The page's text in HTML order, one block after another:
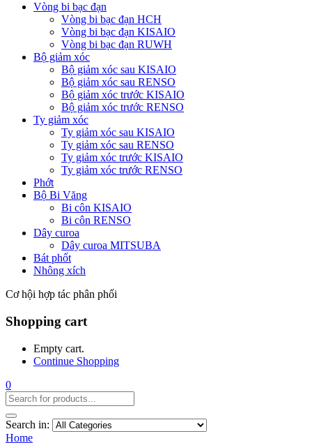
Vòng bi bạc đạn
Vòng bi bạc đạn HCH
Vòng bi bạc đạn KISAIO
Vòng bi bạc đạn RUWH
Bộ giảm xóc
Bộ giảm xóc sau KISAIO
Bộ giảm xóc sau RENSO
Bộ giảm xóc trước KISAIO
Bộ giảm xóc trước RENSO
Ty giảm xóc
Ty giảm xóc sau KISAIO
Ty giảm xóc sau RENSO
Ty giảm xóc trước KISAIO
Ty giảm xóc trước RENSO
Phớt
Bộ Bi Văng
Bi côn KISAIO
Bi côn RENSO
Dây curoa
Dây curoa MITSUBA
Bát phốt
Nhông xích
Cơ hội hợp tác phân phối
Shopping cart
Empty cart.
Continue Shopping
0
Search in:
Home